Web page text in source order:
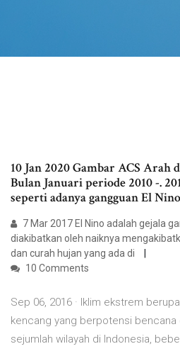
10 Jan 2020 Gambar ACS Arah
Bulan Januari periode 2010 -.
seperti adanya gangguan El
7 Mar 2017 El Nino adalah gejala
diakibatkan oleh naiknya
dan curah hujan yang ada di
10 Comments
Sep 06, 2016 · Iklim ekstrem
kencang yang berpotensi bencana
sejumlah wilayah di Indonesia,